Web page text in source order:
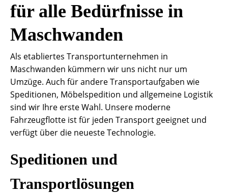
für alle Bedürfnisse in
Maschwanden
Als etabliertes Transportunternehmen in
Maschwanden kümmern wir uns nicht nur um
Umzüge. Auch für andere Transportaufgaben wie
Speditionen, Möbelspedition und allgemeine Logistik
sind wir Ihre erste Wahl. Unsere moderne
Fahrzeugflotte ist für jeden Transport geeignet und
verfügt über die neueste Technologie.
Speditionen und
Transportlösungen